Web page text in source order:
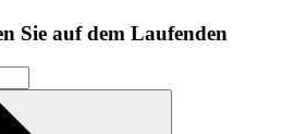
Sie auf dem Laufenden